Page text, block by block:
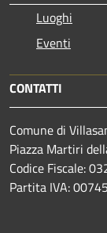
Luoghi
Eventi
CONTATTI
Comune di
Piazza Martiri
Codice Fiscale:
Partita IVA: